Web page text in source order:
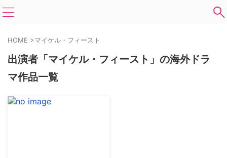
HOME >マイケル・フィースト
出演者「マイケル・フィースト」の海外ドラ
マ作品一覧